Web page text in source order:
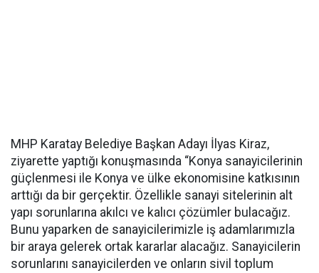
MHP Karatay Belediye Başkan Adayı İlyas Kiraz,
ziyarette yaptığı konuşmasında “Konya sanayicilerinin
güçlenmesi ile Konya ve ülke ekonomisine katkısının
arttığı da bir gerçektir. Özellikle sanayi sitelerinin alt
yapı sorunlarına akılcı ve kalıcı çözümler bulacağız.
Bunu yaparken de sanayicilerimizle iş adamlarımızla
bir araya gelerek ortak kararlar alacağız. Sanayicilerin
sorunlarını sanayicilerden ve onların sivil toplum